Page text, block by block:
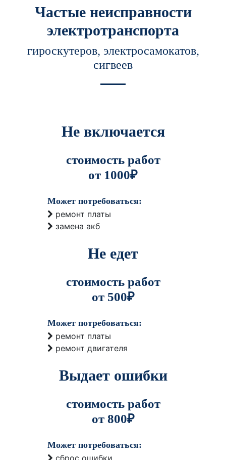
Частые неисправности
электротранспорта
гироскутеров, электросамокатов,
сигвеев
Не включается
стоимость работ
от 1000₽
Может потребоваться:
ремонт платы
замена акб
Не едет
стоимость работ
от 500₽
Может потребоваться:
ремонт платы
ремонт двигателя
Выдает ошибки
стоимость работ
от 800₽
Может потребоваться:
сброс ошибки